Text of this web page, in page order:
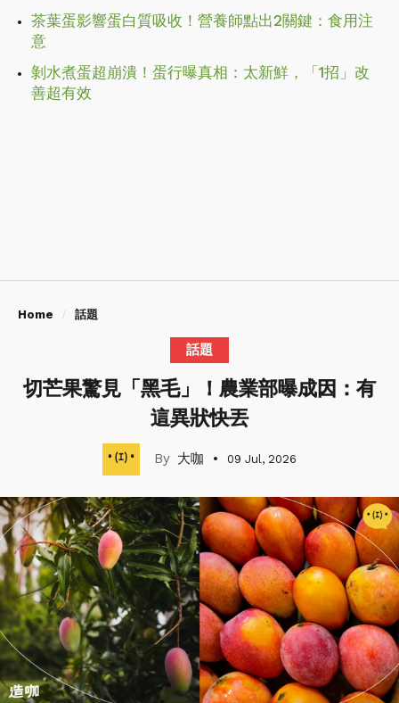
茶葉蛋影響蛋白質吸收！營養師點出2關鍵：食用注
意
剝水煮蛋超崩潰！蛋行曝真相：太新鮮，「1招」改
善超有效
Home 話題
話題
切芒果驚見「黑毛」！農業部曝成因：有
這異狀快丟
大咖 09 Jul, 2026